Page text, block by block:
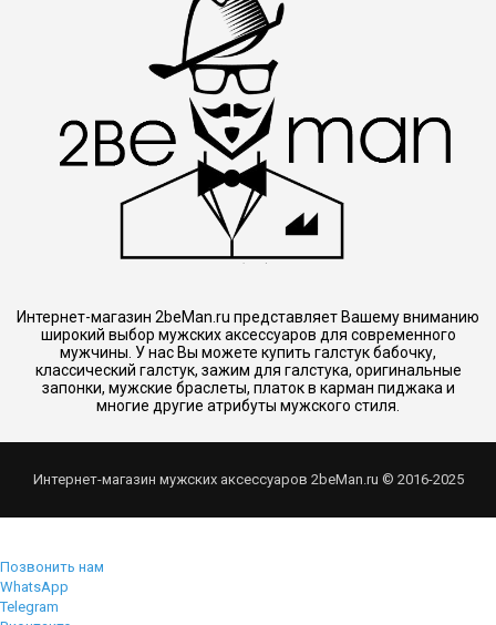
Интернет-магазин 2beMan.ru представляет Вашему вниманию
широкий выбор мужских аксессуаров для современного
мужчины. У нас Вы можете купить галстук бабочку,
классический галстук, зажим для галстука, оригинальные
запонки, мужские браслеты, платок в карман пиджака и
многие другие атрибуты мужского стиля.
Интернет-магазин мужских аксессуаров 2beMan.ru © 2016-2025
Позвонить нам
WhatsApp
Telegram